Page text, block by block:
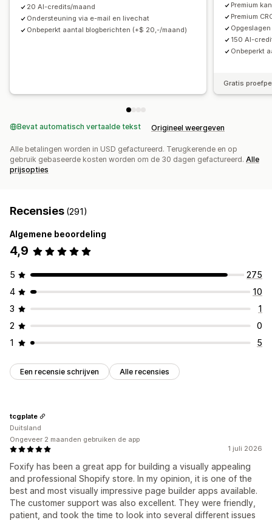
Bulkpublicatie Contentsynchronisatie
Globale secties
Globale stijlen
Aangepaste lettertypen
Aangepaste code
Analytics
20 AI-credits/maand
Ondersteuning via e-mail en livechat
Onbeperkt aantal blogberichten (+$ 20,-/maand)
Premium
Premium
150 AI-
Onbeperkt
Gratis
Bevat automatisch vertaalde tekst Origineel weergeven
Alle betalingen worden in USD gefactureerd. Terugkerende en op
gebruik gebaseerde kosten worden om de 30 dagen gefactureerd. Alle
prijsopties
Recensies (291)
Algemene beoordeling
4,9
5
275
4
10
3
1
2
0
1
5
Een recensie schrijven Alle recensies
1 juli 2026
Foxify has been a great app for building a visually appealing
and professional Shopify store. In my opinion, it is one of the
best and most visually impressive page builder apps available.
The customer support was also excellent. They were friendly,
patient, and took the time to look into several different issues
tcgplate
Duitsland
Ongeveer 2 maanden gebruiken de app